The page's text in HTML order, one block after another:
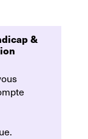
&